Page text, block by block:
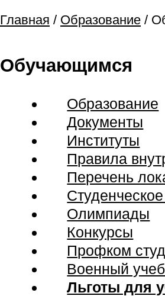
Главная / Образование /
Обучающимся
Образование
Документы
Институты
Правила
Перечень
Олимпиады
Конкурсы
Профком
Военный
Льготы для